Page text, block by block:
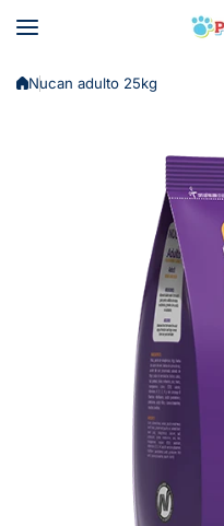
Nucan adulto 25kg